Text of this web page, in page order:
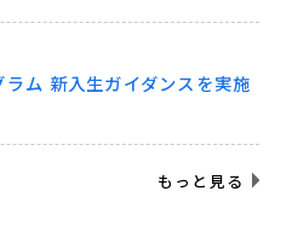
ム 新入生ガイダンスを実施
もっと見る